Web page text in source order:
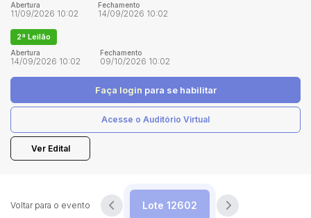
Judiciais
Faixa de valor
R$
Abertura
11/09/2026 10:02
Fechamento
14/09/2026 10:02
2ª Leilão
Abertura
14/09/2026 10:02
Fechamento
09/10/2026 10:02
Faça login para se habilitar
Acesse o Auditório Virtual
Ver Edital
Voltar para o evento